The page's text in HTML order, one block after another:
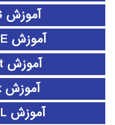
آموزش HFSS
آموزش HSPICE
آموزش L-Edit
آموزش Latex
آموزش LISREL